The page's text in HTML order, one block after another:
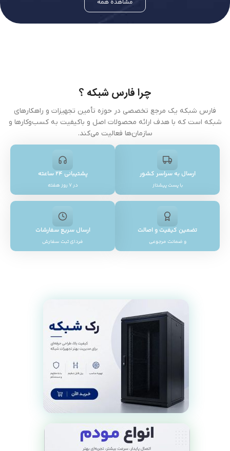
مشاهده همه
چرا فارس شبکه ؟
فارس شبکه یک مرجع تخصصی در حوزه تأمین تجهیزات و راهکارهای
شبکه است که با هدف ارائه محصولات اصل و باکیفیت به کسب‌وکارها و
سازمان‌ها فعالیت می‌کند.
ارسال به سراسر کشور
با پست پیشتاز
پشتیبانی ۲۴ ساعته
در ۷ روز هفته
تضمین کیفیت و اصالت
و ضمانت مرجوعی
ارسال سریع سفارشات
فردای ثبت سفارش